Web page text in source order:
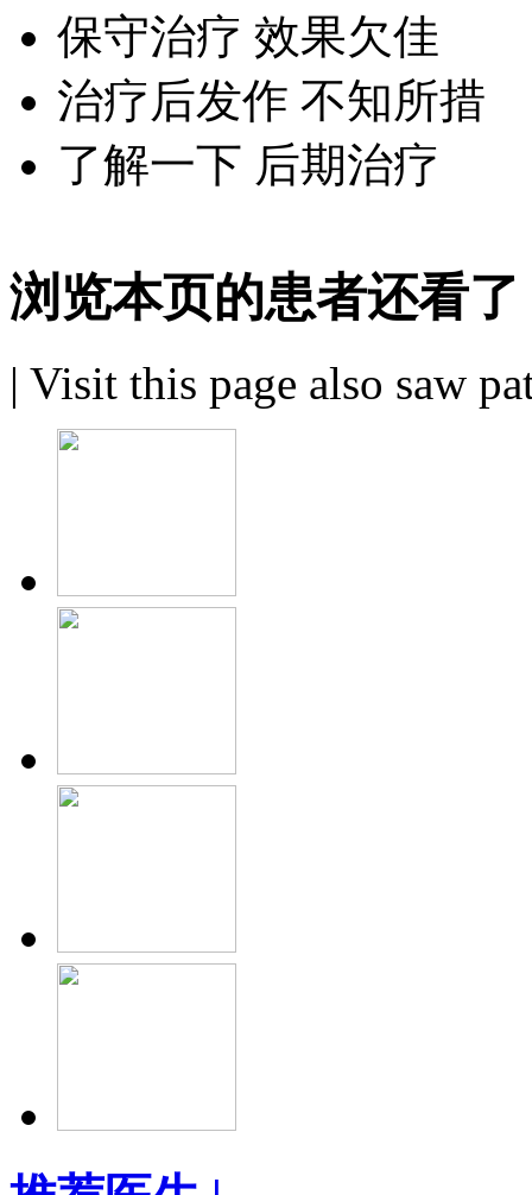
保守治疗 效果欠佳
治疗后发作 不知所措
了解一下 后期治疗
浏览本页的患者还看了
| Visit this page also saw